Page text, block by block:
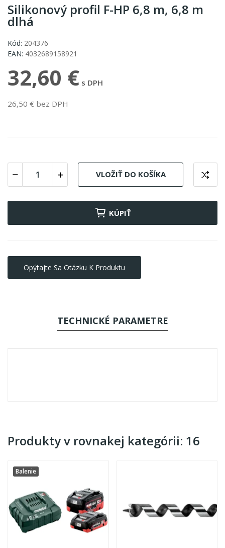
Silikonový profil F-HP 6,8 m, 6,8 m
dlhá
Kód: 204376
EAN: 4032689158921
32,60 € s DPH
26,50 € bez DPH
VLOŽIŤ DO KOŠÍKA
KÚPIŤ
Opýtajte Sa Otázku K Produktu
TECHNICKÉ PARAMETRE
Produkty v rovnakej kategórii: 16
Balenie